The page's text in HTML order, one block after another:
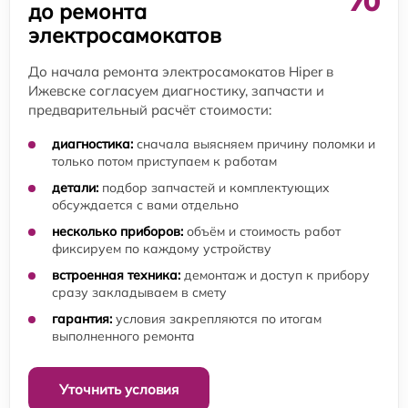
до ремонта
электросамокатов
До начала ремонта электросамокатов Hiper в
Ижевске согласуем диагностику, запчасти и
предварительный расчёт стоимости:
диагностика: сначала выясняем причину поломки и
только потом приступаем к работам
детали: подбор запчастей и комплектующих
обсуждается с вами отдельно
несколько приборов: объём и стоимость работ
фиксируем по каждому устройству
встроенная техника: демонтаж и доступ к прибору
сразу закладываем в смету
гарантия: условия закрепляются по итогам
выполненного ремонта
Уточнить условия